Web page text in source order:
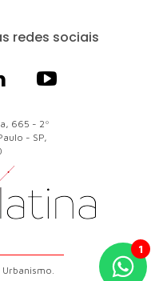
redes sociais
665 - 2º
- SP,
Urbanismo.